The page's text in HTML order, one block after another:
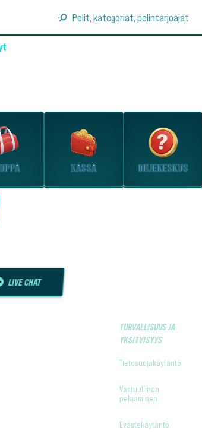
Pelit, kategoriat, pelintarjoajat
KASSA OHJEKESKUS
LIVE CHAT
TURVALLISUUS JA
YKSITYISYYS
Tietosuojakäytäntö
Vastuullinen
pelaaminen
Evästekäytäntö